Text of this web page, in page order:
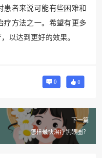
患者来说可能有些困难和
疗方法之一。希望有更多
以达到更好的效果。
0 0
下一篇
怎样最快治疗黑眼圈？